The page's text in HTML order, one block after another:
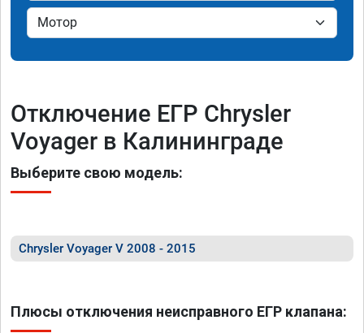
Отключение ЕГР Chrysler
Voyager в Калининграде
Выберите свою модель:
Chrysler Voyager V 2008 - 2015
Плюсы отключения неисправного ЕГР клапана: